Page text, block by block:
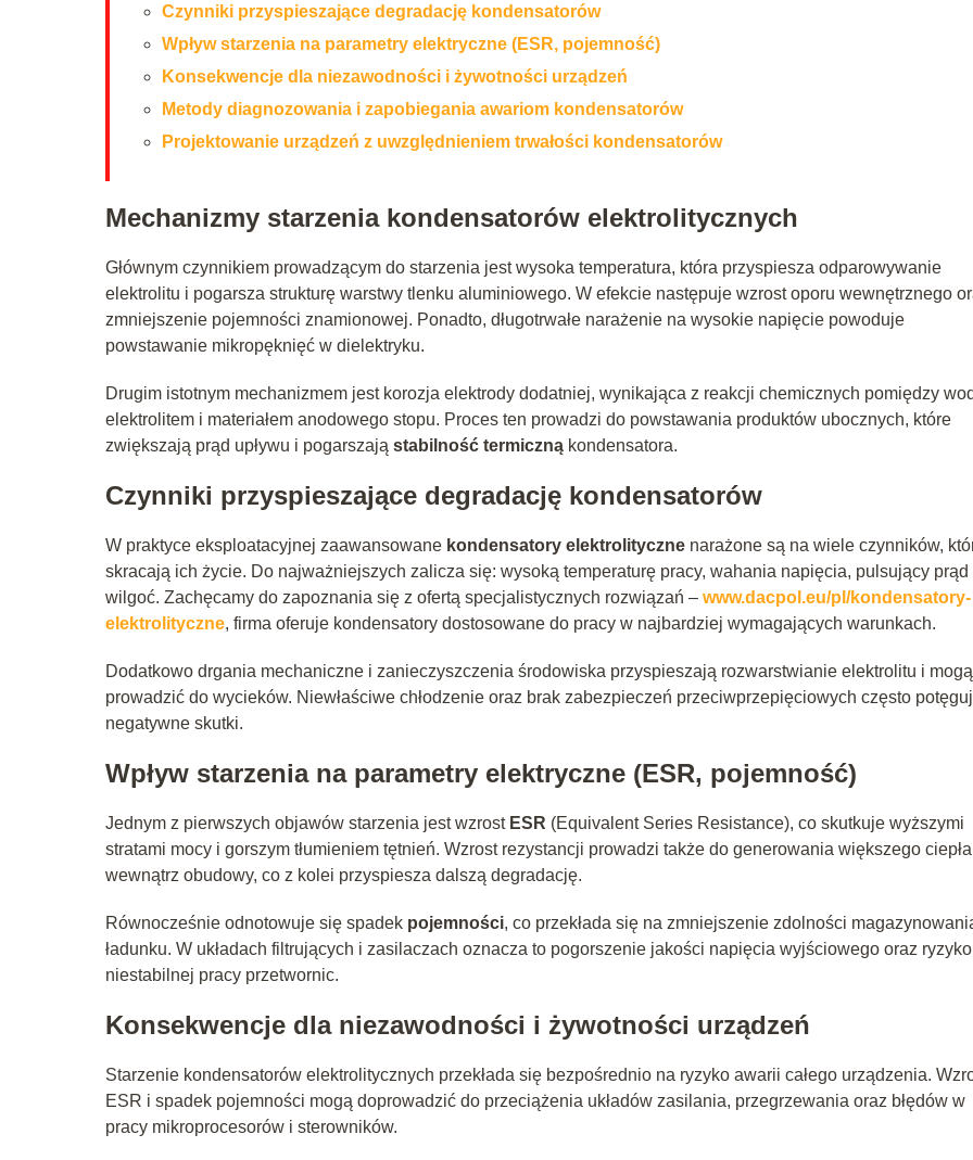
Czynniki przyspieszające degradację kondensatorów
Wpływ starzenia na parametry elektryczne (ESR, pojemność)
Konsekwencje dla niezawodności i żywotności urządzeń
Metody diagnozowania i zapobiegania awariom kondensatorów
Projektowanie urządzeń z uwzględnieniem trwałości kondensatorów
Mechanizmy starzenia kondensatorów elektrolitycznych
Głównym czynnikiem prowadzącym do starzenia jest wysoka temperatura, która przyspiesza odparowywanie
elektrolitu i pogarsza strukturę warstwy tlenku aluminiowego. W efekcie następuje wzrost oporu wewnętrznego
zmniejszenie pojemności znamionowej. Ponadto, długotrwałe narażenie na wysokie napięcie powoduje
powstawanie mikropęknięć w dielektryku.
Drugim istotnym mechanizmem jest korozja elektrody dodatniej, wynikająca z reakcji chemicznych pomiędzy
elektrolitem i materiałem anodowego stopu. Proces ten prowadzi do powstawania produktów ubocznych, które
zwiększają prąd upływu i pogarszają stabilność termiczną kondensatora.
Czynniki przyspieszające degradację kondensatorów
W praktyce eksploatacyjnej zaawansowane kondensatory elektrolityczne narażone są na wiele czynników,
skracają ich życie. Do najważniejszych zalicza się: wysoką temperaturę pracy, wahania napięcia, pulsujący prąd
wilgoć. Zachęcamy do zapoznania się z ofertą specjalistycznych rozwiązań – www.dacpol.eu/pl/kondensatory-
elektrolityczne, firma oferuje kondensatory dostosowane do pracy w najbardziej wymagających warunkach.
Dodatkowo drgania mechaniczne i zanieczyszczenia środowiska przyspieszają rozwarstwianie elektrolitu i mogą
prowadzić do wycieków. Niewłaściwe chłodzenie oraz brak zabezpieczeń przeciwprzepięciowych często
negatywne skutki.
Wpływ starzenia na parametry elektryczne (ESR, pojemność)
Jednym z pierwszych objawów starzenia jest wzrost ESR (Equivalent Series Resistance), co skutkuje wyższymi
stratami mocy i gorszym tłumieniem tętnień. Wzrost rezystancji prowadzi także do generowania większego ciepła
wewnątrz obudowy, co z kolei przyspiesza dalszą degradację.
Równocześnie odnotowuje się spadek pojemności, co przekłada się na zmniejszenie zdolności
ładunku. W układach filtrujących i zasilaczach oznacza to pogorszenie jakości napięcia wyjściowego oraz ryzyko
niestabilnej pracy przetwornic.
Konsekwencje dla niezawodności i żywotności urządzeń
Starzenie kondensatorów elektrolitycznych przekłada się bezpośrednio na ryzyko awarii całego urządzenia.
ESR i spadek pojemności mogą doprowadzić do przeciążenia układów zasilania, przegrzewania oraz błędów w
pracy mikroprocesorów i sterowników.